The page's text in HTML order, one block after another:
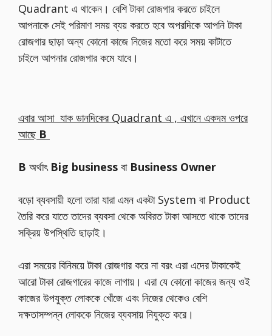
Quadrant এ থাকেন। বেশি টাকা রোজগার করতে চাইলে
আপনাকে সেই পরিমাণ সময় ব্যয় করতে হবে অপরদিকে আপনি টাকা
রোজগার ছাড়া অন্য কোনো কাজে নিজের মতো করে সময় কাটাতে
চাইলে আপনার রোজগার কমে যাবে।
এবার আসা যাক ডানদিকের Quadrant এ , এখানে একদম ওপরে
আছে B
B অর্থাৎ Big business বা Business Owner
বড়ো ব্যবসায়ী হলো তারা যারা এমন একটা System বা Product
তৈরি করে যাতে তাদের ব্যবসা থেকে অবিরত টাকা আসতে থাকে তাদের
সক্রিয় উপস্থিতি ছাড়াই।
এরা সময়ের বিনিময়ে টাকা রোজগার করে না বরং এরা এদের টাকাকেই
আরো টাকা রোজগারের কাজে লাগায়। এরা যে কোনো কাজের জন্য ওই
কাজের উপযুক্ত লোককে খোঁজে এবং নিজের থেকেও বেশি
দক্ষতাসম্পন্ন লোককে নিজের ব্যবসায় নিযুক্ত করে।